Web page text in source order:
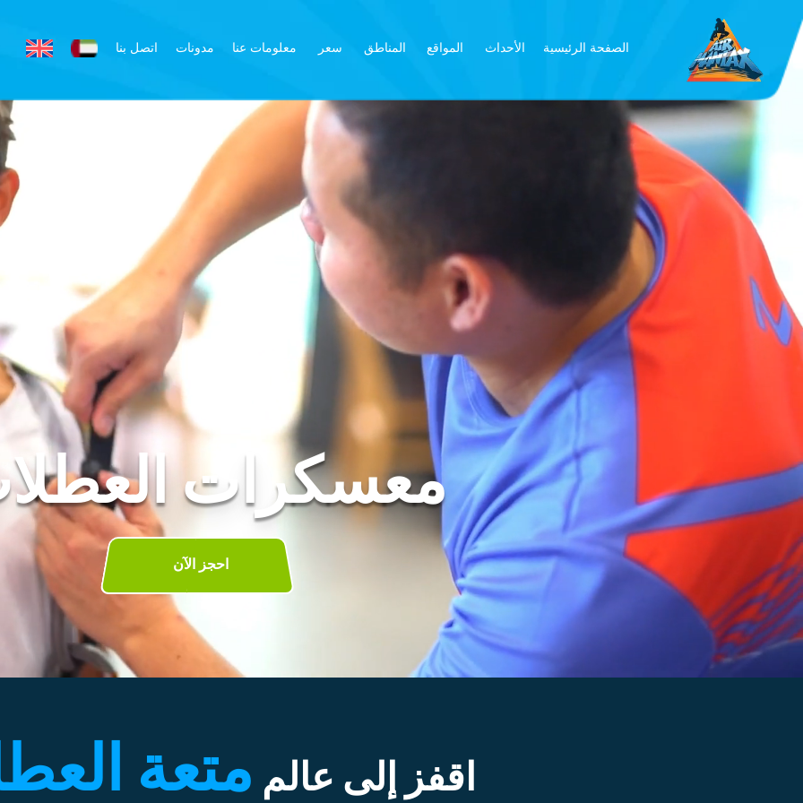
الصفحة الرئيسية الأحداث المواقع المناطق سعر معلومات عنا مدونات اتصل بنا
معسكرات
احجز الآن
اقفز إلى عالم متعة